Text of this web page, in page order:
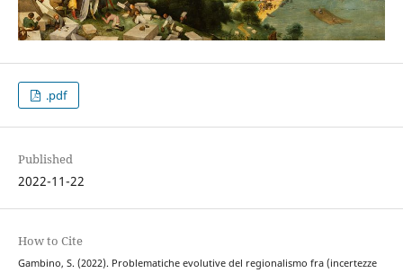
.pdf
Published
2022-11-22
How to Cite
Gambino, S. (2022). Problematiche evolutive del regionalismo fra (incertezze